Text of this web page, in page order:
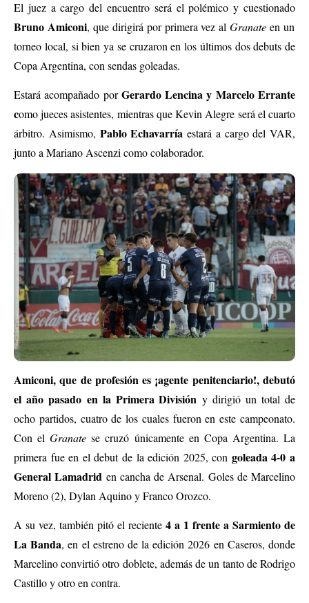
El juez a cargo del encuentro será el polémico y cuestionado
Bruno Amiconi, que dirigirá por primera vez alGranate en un
torneo local, si bien ya se cruzaron en los últimos dos debuts de
Copa Argentina, con sendas goleadas.
Estará acompañado porGerardo Lencina y Marcelo Errante
como jueces asistentes, mientras que Kevin Alegre será el cuarto
árbitro. Asimismo, Pablo Echavarría estará a cargo del VAR,
junto a Mariano Ascenzi como colaborador.
Amiconi, que de profesión es ¡agente penitenciario!, debutó
el año pasado en la Primera Divisióny dirigió un total de
ocho partidos, cuatro de los cuales fueron en este campeonato.
Con elGranate se cruzó únicamente en Copa Argentina. La
primera fue en el debut de la edición 2025, con goleada 4-0 a
General Lamadrid en cancha de Arsenal. Goles de Marcelino
Moreno (2), Dylan Aquino y Franco Orozco.
A su vez, también pitó el reciente 4 a 1 frente a Sarmiento de
La Banda, en el estreno de la edición 2026 en Caseros, donde
Marcelino convirtió otro doblete, además de un tanto de Rodrigo
Castillo y otro en contra.